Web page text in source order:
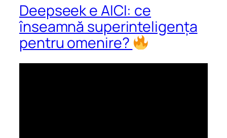
Deepseek e AICI: ce
înseamnă superinteligența
pentru omenire?